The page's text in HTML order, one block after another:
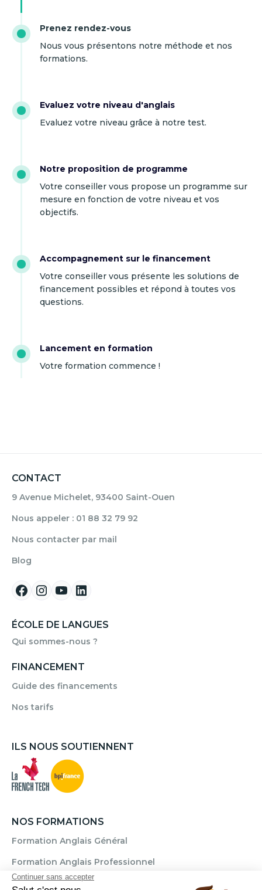
Prenez rendez-vous
Nous vous présentons notre méthode et nos
formations.
Evaluez votre niveau d'anglais
Evaluez votre niveau grâce à notre test.
Notre proposition de programme
Votre conseiller vous propose un programme sur
mesure en fonction de votre niveau et vos
objectifs.
Accompagnement sur le financement
Votre conseiller vous présente les solutions de
financement possibles et répond à toutes vos
questions.
Lancement en formation
Votre formation commence !
CONTACT
9 Avenue Michelet, 93400 Saint-Ouen
Nous appeler : 01 88 32 79 92
Nous contacter par mail
Blog
ÉCOLE DE LANGUES
Qui sommes-nous ?
FINANCEMENT
Guide des financements
Nos tarifs
ILS NOUS SOUTIENNENT
NOS FORMATIONS
Formation Anglais Général
Formation Anglais Professionnel
Formation Allemand